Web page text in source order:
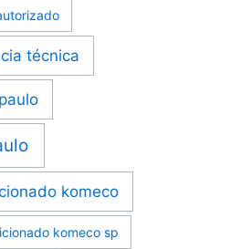
técnica
komeco
komeco sp